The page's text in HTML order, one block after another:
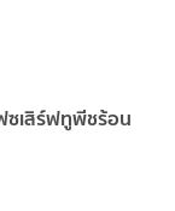
ซเสิร์ฟทูพีชร้อน